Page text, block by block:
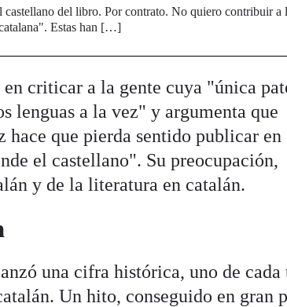
del libro. Por contrato. No quiero contribuir a
Estas han […]
criticar a la gente cuya "única
lenguas a la vez" y argumenta que
que pierda sentido publicar en
el castellano". Su preocupación,
y de la literatura en catalán.
una cifra histórica, uno de cada
Un hito, conseguido en gran